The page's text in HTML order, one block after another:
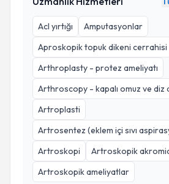
Acl yırtığı
Amputasyonlar
Aproskopik topuk dikeni cerrahisi
Arthroplasty - protez ameliyatı
Arthroscopy - kapalı omuz ve diz
Artroplasti
Artrosentez (eklem içi sıvı
Artroskopi
Artroskopik
Artroskopik ameliyatlar